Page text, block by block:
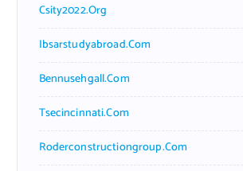
Csity2022.org
Ibsarstudyabroad.com
Bennusehgall.com
Tsecincinnati.com
Roderconstructiongroup.com